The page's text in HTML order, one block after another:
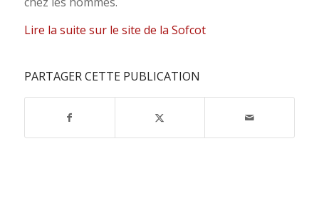
Lire la suite sur le site de la Sofcot
PARTAGER CETTE PUBLICATION